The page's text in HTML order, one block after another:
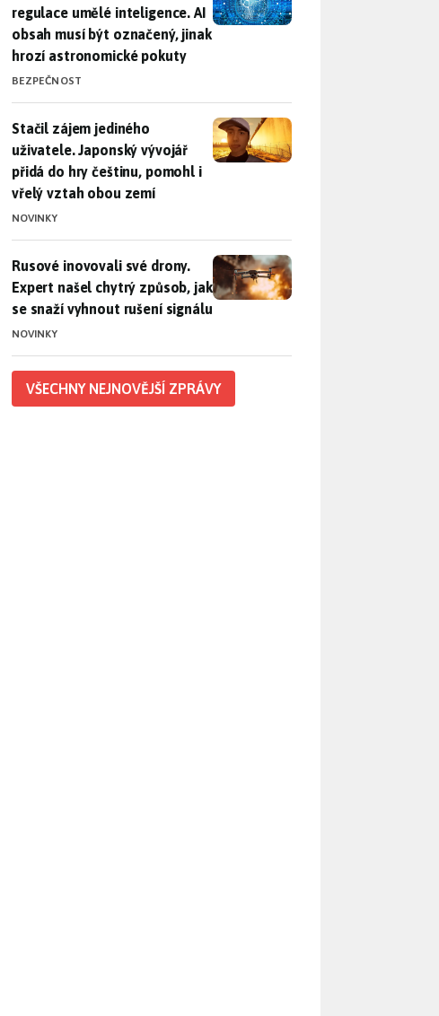
regulace umělé inteligence. AI
obsah musí být označený, jinak
hrozí astronomické pokuty
BEZPEČNOST
Stačil zájem jediného uživatele. Japonský vývojář přidá do hry
Stačil zájem jediného
uživatele. Japonský vývojář
přidá do hry češtinu, pomohl i
vřelý vztah obou zemí
NOVINKY
Rusové inovovali své drony. Expert našel chytrý způsob, jak se
Rusové inovovali své drony.
Expert našel chytrý způsob, jak
se snaží vyhnout rušení signálu
NOVINKY
VŠECHNY NEJNOVĚJŠÍ ZPRÁVY